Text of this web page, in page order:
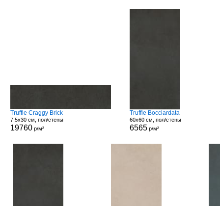
Truffle Craggy Brick
7.5x30 см, пол/стены
19760р/м²
Truffle Bocciardata
60x60 см, пол/стены
6565 р/м²